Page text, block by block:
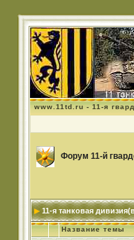
www.11td.ru - 11-я
Форум 11-й
11-я танковая
Название темы